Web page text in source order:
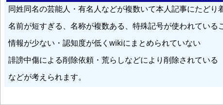
同姓同名の芸能人・有名人などが複数いて本人記事にたどり
名前が短すぎる、名称が複数ある、特殊記号が使われている
情報が少ない・認知度が低くwikiにまとめられていない
誹謗中傷による削除依頼・荒らしなどにより削除されている
などが考えられます。